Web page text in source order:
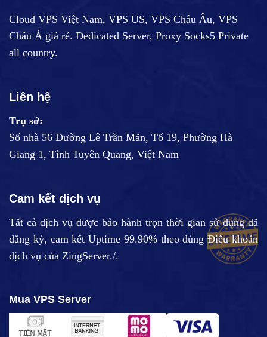
Cloud VPS Việt Nam, VPS US, VPS Châu Âu, VPS
Châu Á giá rẻ. Dedicated Server, Proxy Socks5 Private
all country.
Liên hệ
Trụ sở:
Số nhà 56 Đường Lê Trần Mãn, Tổ 19, Phường Hà
Giang 1, Tỉnh Tuyên Quang, Việt Nam
Cam kết dịch vụ
Tất cả dịch vụ được bảo hành trọn thời gian sử dụng đã
đăng ký, cam kết Uptime 99.90% theo đúngĐiều khoản
dịch vụ của ZingServer./.
Mua VPS Server